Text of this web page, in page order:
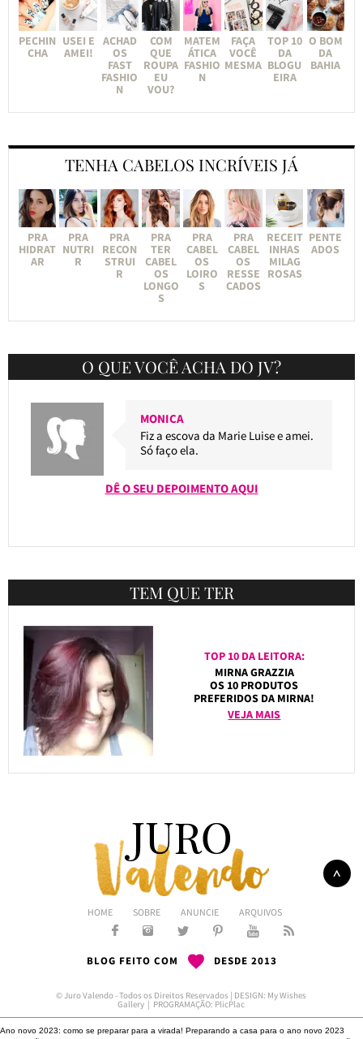
PECHIN
CHA
USEI E
AMEI!
ACHAD
OS
FAST
FASHIO
N
COM
QUE
ROUPA
EU
VOU?
MATEM
ÁTICA
FASHIO
N
FAÇA
VOCÊ
MESMA
TOP 10
DA
BLOGU
EIRA
O BOM
DA
BAHIA
TENHA CABELOS INCRÍVEIS JÁ
PRA
HIDRAT
AR
PRA
NUTRI
R
PRA
RECON
STRUI
R
PRA
TER
CABEL
OS
LONGO
S
PRA
CABEL
OS
LOIRO
S
PRA
CABEL
OS
RESSE
CADOS
RECEIT
INHAS
MILAG
ROSAS
PENTE
ADOS
O QUE VOCÊ ACHA DO JV?
MONICA
Fiz a escova da Marie Luise e amei.
Só faço ela.
DÊ O SEU DEPOIMENTO AQUI
TEM QUE TER
TOP 10 DA LEITORA:
MIRNA GRAZZIA
OS 10 PRODUTOS
PREFERIDOS DA MIRNA!
VEJA MAIS
HOME SOBRE ANUNCIE ARQUIVOS
BLOG FEITO COM DESDE 2013
© Juro Valendo - Todos os Direitos Reservados | DESIGN: My Wishes
Gallery | PROGRAMAÇÃO: PlicPlac
Ano novo 2023: como se preparar para a virada! Preparando a casa para o ano novo 2023